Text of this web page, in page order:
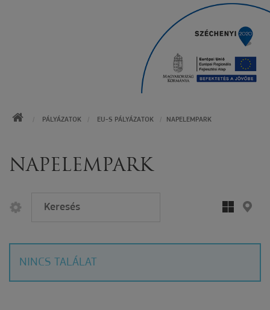
KEZDŐOLDAL
PÁLYÁZATOK EU-S PÁLYÁZATOK NAPELEMPARK
NAPELEMPARK
NINCS TALÁLAT